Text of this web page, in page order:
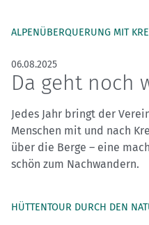
ALPENÜBERQUERUNG MIT
06.08.2025
Da geht noch
Jedes Jahr bringt der
Menschen mit und nach
über die Berge – eine
schön zum Nachwandern.
HÜTTENTOUR DURCH DEN